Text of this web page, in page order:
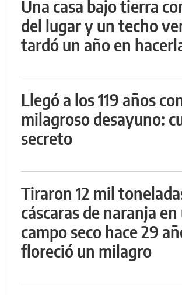
Una casa bajo tierra
del lugar y un techo
tardó un año en
Llegó a los 119 años
milagroso desayuno:
secreto
Tiraron 12 mil
cáscaras de naranja en
campo seco hace 29
floreció un milagro